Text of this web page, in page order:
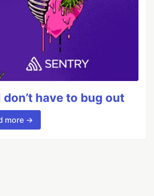
don’t have to bug out
more →